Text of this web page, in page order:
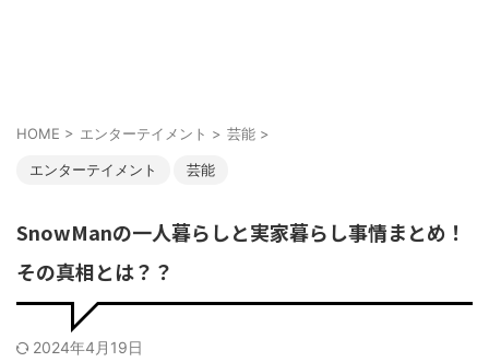
HOME > エンターテイメント > 芸能 >
エンターテイメント 芸能
SnowManの一人暮らしと実家暮らし事情まとめ！
その真相とは？？
2024年4月19日